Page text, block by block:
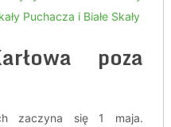
Puchacza i Białe Skały
poza
zaczyna się 1 maja.